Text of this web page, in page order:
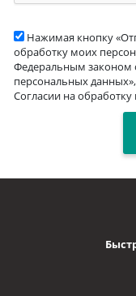
Нажимая кнопку
обработку моих
Федеральным законом
персональных
Согласии на